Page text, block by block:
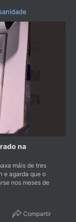
na
máis de tres
e agarda que o
nos meses de
Compartir